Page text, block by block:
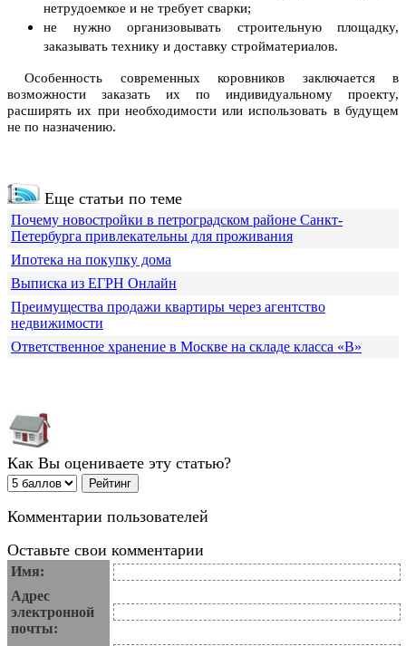
нетрудоемкое и не требует сварки;
не нужно организовывать строительную площадку,
заказывать технику и доставку стройматериалов.
Особенность современных коровников заключается в
возможности заказать их по индивидуальному проекту,
расширять их при необходимости или использовать в будущем
не по назначению.
Еще статьи по теме
Почему новостройки в петроградском районе Санкт-
Петербурга привлекательны для проживания
Ипотека на покупку дома
Выписка из ЕГРН Онлайн
Преимущества продажи квартиры через агентство
недвижимости
Ответственное хранение в Москве на складе класса «В»
Как Вы оцениваете эту статью?
Комментарии пользователей
Оставьте свои комментарии
Имя:
Адрес
электронной
почты: